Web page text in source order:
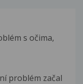
s očima,
problém začal